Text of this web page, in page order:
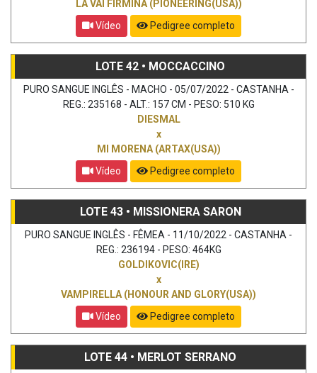
LA VAI FIRMINA (PIONEERING(USA))
Vídeo
Pedigree completo
LOTE 42 • MOCCACCINO
PURO SANGUE INGLÊS - MACHO - 05/07/2022 - CASTANHA -
REG.: 235168 - ALT.: 157 CM - PESO: 510 KG
DIESMAL
x
MI MORENA (ARTAX(USA))
Vídeo
Pedigree completo
LOTE 43 • MISSIONERA SARON
PURO SANGUE INGLÊS - FÊMEA - 11/10/2022 - CASTANHA -
REG.: 236194 - PESO: 464KG
GOLDIKOVIC(IRE)
x
VAMPIRELLA (HONOUR AND GLORY(USA))
Vídeo
Pedigree completo
LOTE 44 • MERLOT SERRANO